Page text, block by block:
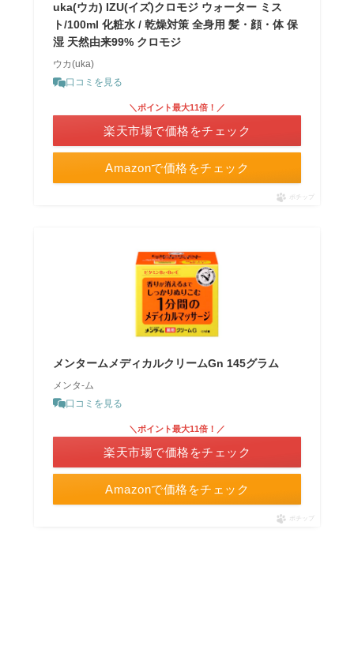
uka(ウカ) IZU(イズ)クロモジ ウォーター ミス
ト/100ml 化粧水 / 乾燥対策 全身用 髪・顔・体 保
湿 天然由来99% クロモジ
ウカ(uka)
口コミを見る
Amazonで価格をチェック
＼ポイント最大11倍！／
楽天市場で価格をチェック
ポチップ
メンタームメディカルクリームGn 145グラム
メンタ-ム
口コミを見る
Amazonで価格をチェック
＼ポイント最大11倍！／
楽天市場で価格をチェック
ポチップ